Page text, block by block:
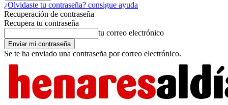
¿Olvidaste tu contraseña? consigue ayuda
Recuperación de contraseña
Recupera tu contraseña
tu correo electrónico
Se te ha enviado una contraseña por correo electrónico.